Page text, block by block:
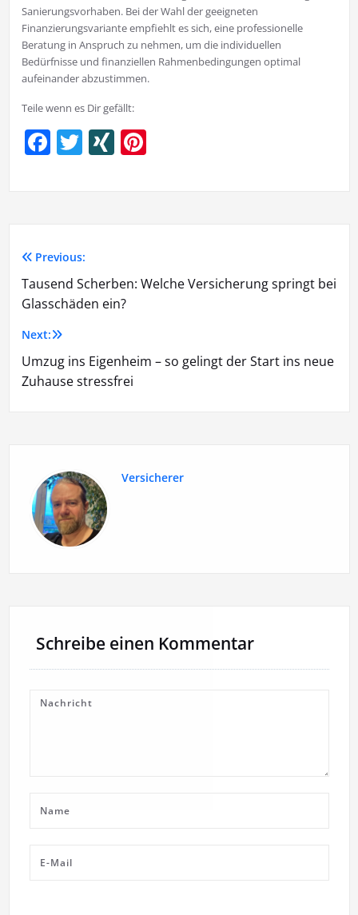
Sanierungsvorhaben. Bei der Wahl der geeigneten
Finanzierungsvariante empfiehlt es sich, eine professionelle
Beratung in Anspruch zu nehmen, um die individuellen
Bedürfnisse und finanziellen Rahmenbedingungen optimal
aufeinander abzustimmen.
Teile wenn es Dir gefällt:
Facebook
Twitter
XINGPinterest
Previous:
Tausend Scherben: Welche Versicherung springt bei
Glasschäden ein?
Next:
Umzug ins Eigenheim – so gelingt der Start ins neue
Zuhause stressfrei
Versicherer
Schreibe einen Kommentar